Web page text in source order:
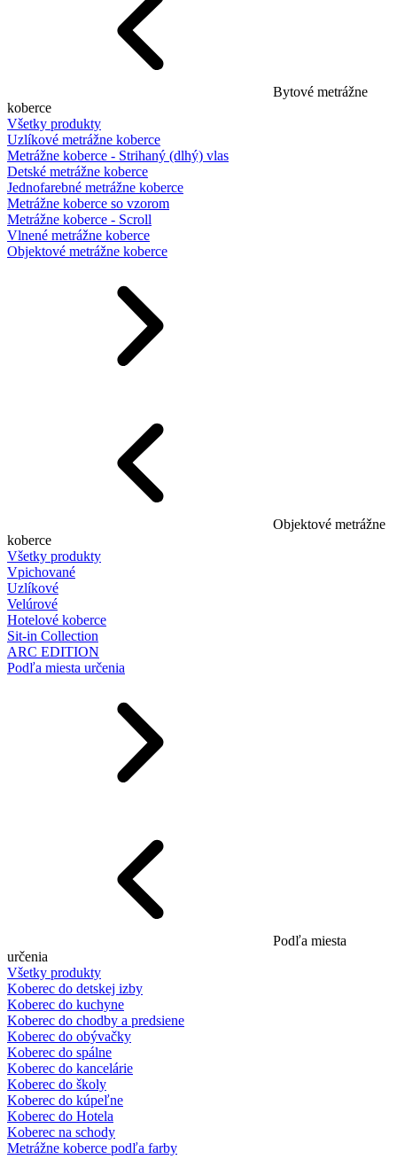
Bytové metrážne
koberce
Všetky produkty
Uzlíkové metrážne koberce
Metrážne koberce - Strihaný (dlhý) vlas
Detské metrážne koberce
Jednofarebné metrážne koberce
Metrážne koberce so vzorom
Metrážne koberce - Scroll
Vlnené metrážne koberce
Objektové metrážne koberce
Objektové metrážne
koberce
Všetky produkty
Vpichované
Uzlíkové
Velúrové
Hotelové koberce
Sit-in Collection
ARC EDITION
Podľa miesta určenia
Podľa miesta
určenia
Všetky produkty
Koberec do detskej izby
Koberec do kuchyne
Koberec do chodby a predsiene
Koberec do obývačky
Koberec do spálne
Koberec do kancelárie
Koberec do školy
Koberec do kúpeľne
Koberec do Hotela
Koberec na schody
Metrážne koberce podľa farby